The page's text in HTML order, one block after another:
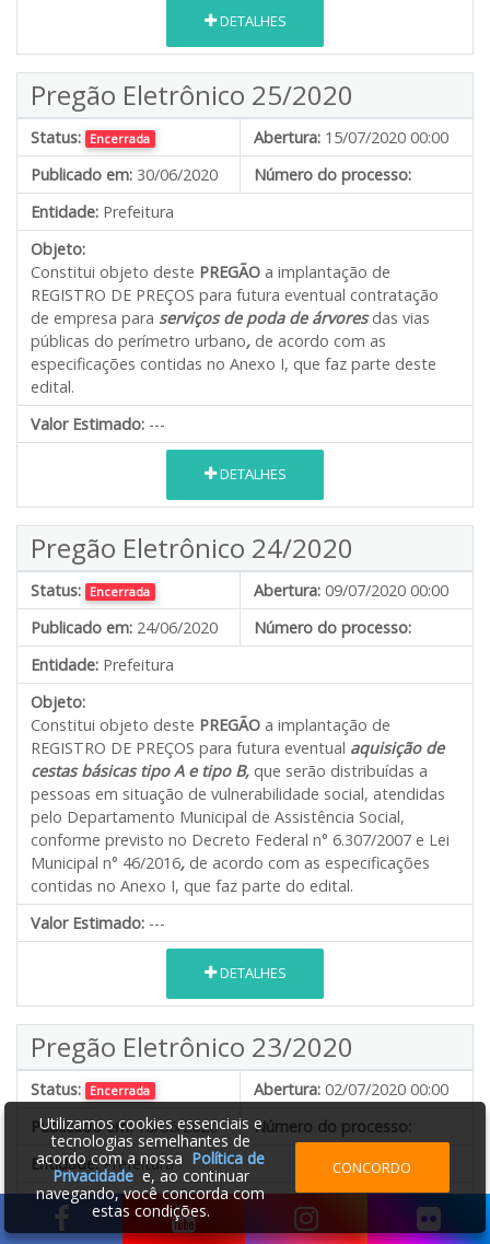
DETALHES
Pregão Eletrônico 25/2020
Status: Encerrada Abertura: 15/07/2020 00:00
Publicado em: 30/06/2020
Número do processo:
Entidade: Prefeitura
Objeto:
Constitui objeto deste PREGÃO a implantação de
REGISTRO DE PREÇOS para futura eventual contratação
de empresa para serviços de poda de árvoresdas vias
públicas do perímetro urbano, de acordo com as
especificações contidas no Anexo I, que faz parte deste
edital.
Valor Estimado: ---
DETALHES
Pregão Eletrônico 24/2020
Status: Encerrada Abertura: 09/07/2020 00:00
Publicado em: 24/06/2020
Número do processo:
Entidade: Prefeitura
Objeto:
Constitui objeto deste PREGÃO a implantação de
REGISTRO DE PREÇOS para futura eventual aquisição de
cestas básicas tipo A e tipo B, que serão distribuídas a
pessoas em situação de vulnerabilidade social, atendidas
pelo Departamento Municipal de Assistência Social,
conforme previsto no Decreto Federal n° 6.307/2007 e Lei
Municipal n° 46/2016, de acordo com as especificações
contidas no Anexo I, que faz parte do edital.
Valor Estimado: ---
DETALHES
Pregão Eletrônico 23/2020
Status: Encerrada Abertura: 02/07/2020 00:00
Publicado em:16/06/2020
Número do processo:
Entidade:Prefeitura
Objeto:
A presente licitação do tipo de menor preço, a preços
Utilizamos cookies essenciais e
tecnologias semelhantes de
acordo com a nossa Política de
Privacidadee, ao continuar
navegando, você concorda com
estas condições.
CONCORDO